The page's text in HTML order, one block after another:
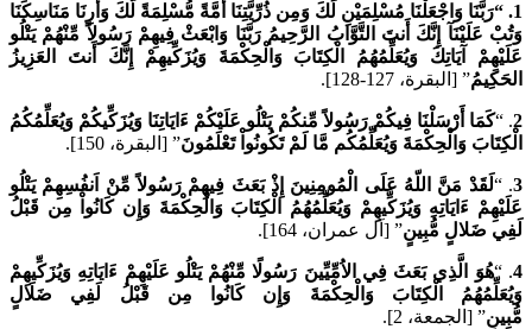
وَاجْعَلْنَا مُسْلِمَيْنِ لَكَ وَمِن ذُرِّيَّتِنَا أُمَّةً مُّسْلِمَةً لَّكَ وَأَرِنَا مَنَاسِكَنَا
إِنَّكَ أَنتَ التَّوَّابُ الرَّحِيمُ رَبَّنَا وَابْعَثْ فِيهِمْ رَسُولاً مِّنْهُمْ يَتْلُو
آيَاتِكَ وَيُعَلِّمُهُمُ الْكِتَابَ وَالْحِكْمَةَ وَيُزَكِّيهِمْ إِنَّكَ أَنتَ العَزِيزُ
” [البقرة، 127-128].
أَرْسَلْنَا فِيكُمْ رَسُولاً مِّنكُمْ يَتْلُو عَلَيْكُمْ ءَايَاتِنَا وَيُزَكِّيكُمْ وَيُعَلِّمُكُمُ
وَالْحِكْمَةَ وَيُعَلِّمُكُم مَّا لَمْ تَكُونُواْ تَعْلَمُونَ” [البقرة، 150].
مَنَّ اللّهُ عَلَى الْمُومِنِينَ إِذْ بَعَثَ فِيهِمْ رَسُولاً مِّنْ اَنفُسِهِمْ يَتْلُو
ءَايَاتِهِ وَيُزَكِّيهِمْ وَيُعَلِّمُهُمُ الْكِتَابَ وَالْحِكْمَةَ وَإِن كَانُواْ مِن قَبْلُ
مُّبِينٍ” [آل عمران، 164].
الَّذِي بَعَثَ فِي الاُمِّيِّينَ رَسُولًا مِّنْهُمْ يَتْلُو عَلَيْهِمْ ءَايَاتِهِ وَيُزَكِّيهِمْ
الْكِتَابَ وَالْحِكْمَةَ وَإِن كَانُوا مِن قَبْلُ لَفِي ضَلَالٍ
” [الجمعة، 2].